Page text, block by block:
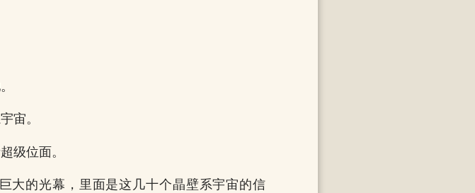
宙。
级位面。
大的光幕，里面是这几十个晶壁系宇宙的信